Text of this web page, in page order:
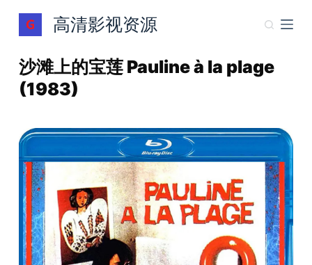
跳
过
容
高清影视资源
沙滩上的宝莲 Pauline à la plage
(1983)